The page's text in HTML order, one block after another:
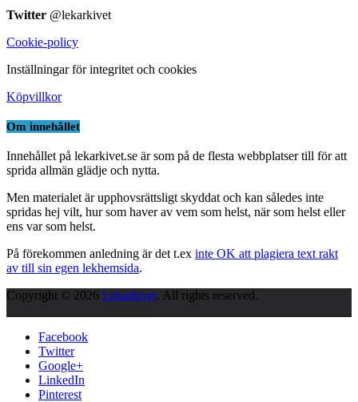
Twitter @lekarkivet
Cookie-policy
Inställningar för integritet och cookies
Köpvillkor
Om innehållet
Innehållet på lekarkivet.se är som på de flesta webbplatser till för att
sprida allmän glädje och nytta.
Men materialet är upphovsrättsligt skyddat och kan således inte
spridas hej vilt, hur som haver av vem som helst, när som helst eller
ens var som helst.
På förekommen anledning är det t.ex inte OK att plagiera text rakt
av till sin egen lekhemsida.
Copyright © 2026 Lekarkivet. All rights reserved.
Facebook
Twitter
Google+
LinkedIn
Pinterest